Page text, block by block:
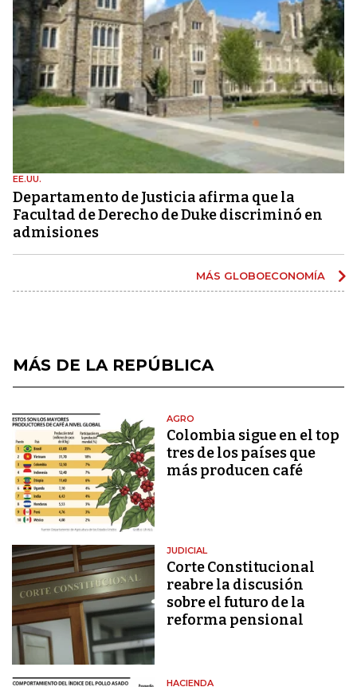
EE.UU.
Departamento de Justicia afirma que la
Facultad de Derecho de Duke discriminó en
admisiones
MÁS GLOBOECONOMÍA
MÁS DE LA REPÚBLICA
AGRO
Colombia sigue en el top
tres de los países que
más producen café
JUDICIAL
Corte Constitucional
reabre la discusión
sobre el futuro de la
reforma pensional
HACIENDA